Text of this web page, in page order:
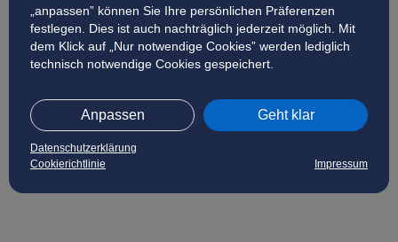
„anpassen” können Sie Ihre persönlichen Präferenzen
festlegen. Dies ist auch nachträglich jederzeit möglich. Mit
dem Klick auf „Nur notwendige Cookies” werden lediglich
technisch notwendige Cookies gespeichert.
Anpassen Geht klar
Datenschutzerklärung
Cookierichtlinie
Impressum